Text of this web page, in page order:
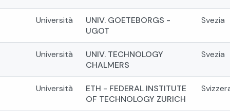
Università
UNIV. GOETEBORGS -
UGOT
Svezia
Università
UNIV. TECHNOLOGY
CHALMERS
Svezia
Università
ETH - FEDERAL INSTITUTE
OF TECHNOLOGY ZURICH